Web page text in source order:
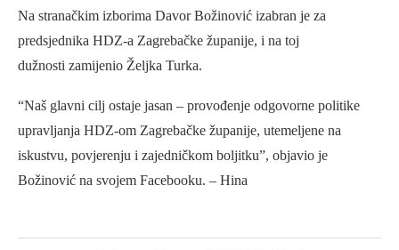
Na stranačkim izborima Davor Božinović izabran je za
predsjednika HDZ-a Zagrebačke županije, i na toj
dužnosti zamijenio Željka Turka.
“Naš glavni cilj ostaje jasan – provođenje odgovorne politike
upravljanja HDZ-om Zagrebačke županije, utemeljene na
iskustvu, povjerenju i zajedničkom boljitku”, objavio je
Božinović na svojem Facebooku. – Hina